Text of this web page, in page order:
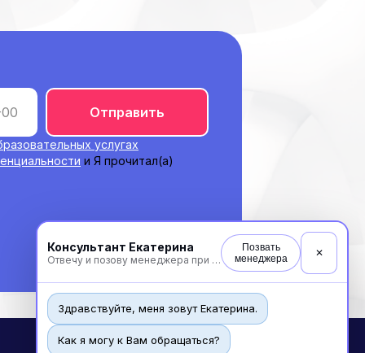
Консультант Екатерина
Отвечу и позову менеджера при необходимости
Позвать
менеджера
✕
Здравствуйте, меня зовут Екатерина.
Как я могу к Вам обращаться?
услугах
и Я прочитал(а)
Отправить